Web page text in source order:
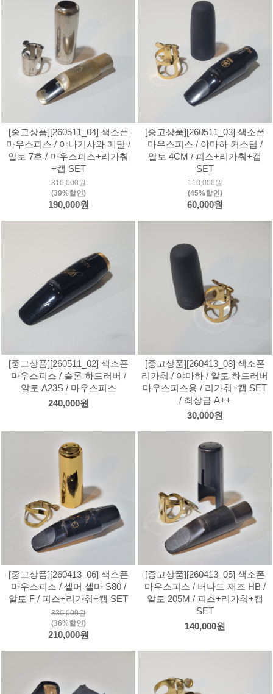
[중고상품][260511_04] 색소폰
마우스피스 / 야나기사와 메탈 /
알토 7호 / 마우스피스+리가춰
+캡 SET
310,000원
(39%할인)
190,000원
[중고상품][260511_03] 색소폰
마우스피스 / 야마하 커스텀 /
알토 4CM / 피스+리가춰+캡
SET
110,000원
(45%할인)
60,000원
[중고상품][260511_02] 색소폰
마우스피스 / 슬론 하드러버 /
알토 A23S / 마우스피스
240,000원
[중고상품][260413_08] 색소폰
리가춰 / 야마하 / 알토 하드러버
마우스피스용 / 리가춰+캡 SET
/ 최상급 A++
30,000원
[중고상품][260413_06] 색소폰
마우스피스 / 셀머 셀마 S80 /
알토 F / 피스+리가춰+캡 SET
330,000원
(36%할인)
210,000원
[중고상품][260413_05] 색소폰
마우스피스 / 버나드 재즈 HB /
알토 205M / 피스+리가춰+캡
SET
140,000원